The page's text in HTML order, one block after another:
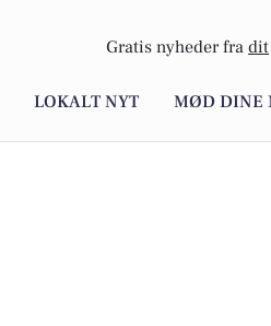
Gratis nyheder fra dit
LOKALT NYT MØD DINE